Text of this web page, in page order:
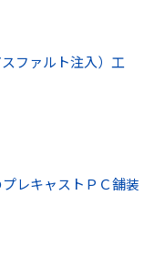
ファルト注入）工
レキャストＰＣ舗装